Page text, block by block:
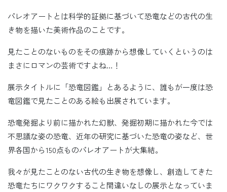
パレオアートとは科学的証拠に基づいて恐竜などの古代の生
き物を描いた美術作品のことです。
見たことのないものをその痕跡から想像していくというのは
まさにロマンの芸術ですよね…！
展示タイトルに「恐竜図鑑」とあるように、誰もが一度は恐
竜図鑑で見たことのある絵も出展されています。
恐竜発掘より前に描かれた幻獣、発掘初期に描かれた今では
不思議な姿の恐竜、近年の研究に基づいた恐竜の姿など、世
界各国から150点ものパレオアートが大集結。
我々が見たことのない古代の生き物を想像し、創造してきた
恐竜たちにワクワクすること間違いなしの展示となっていま